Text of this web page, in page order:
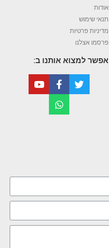
אודות
תנאי שימוש
מדיניות פרטיות
פרסמו אצלנו
אפשר למצוא אותנו ב: